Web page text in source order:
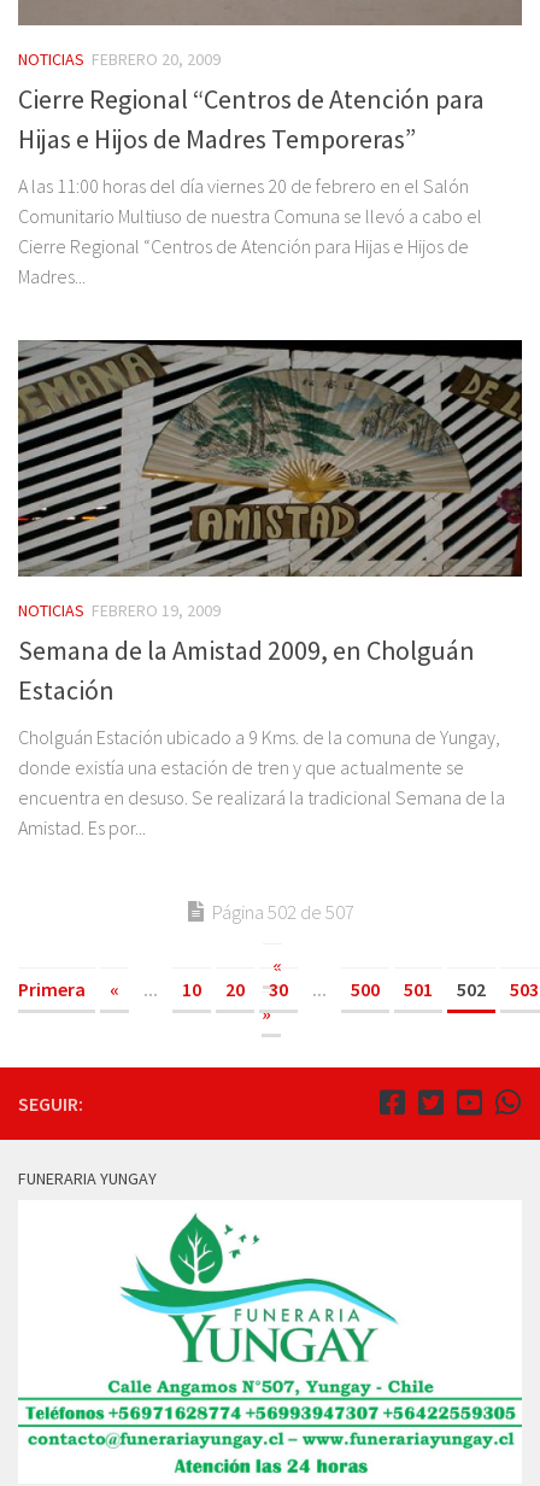
NOTICIAS FEBRERO 20, 2009
Cierre Regional “Centros de Atención para
Hijas e Hijos de Madres Temporeras”
A las 11:00 horas del día viernes 20 de febrero en el Salón
Comunitario Multiuso de nuestra Comuna se llevó a cabo el
Cierre Regional “Centros de Atención para Hijas e Hijos de
Madres...
NOTICIAS FEBRERO 19, 2009
Semana de la Amistad 2009, en Cholguán
Estación
Cholguán Estación ubicado a 9 Kms. de la comuna de Yungay,
donde existía una estación de tren y que actualmente se
encuentra en desuso. Se realizará la tradicional Semana de la
Amistad. Es por...
Página 502 de 507
«
Primera
« ... 10 20 30 ... 500 501 502
503
»
SEGUIR:
FUNERARIA YUNGAY